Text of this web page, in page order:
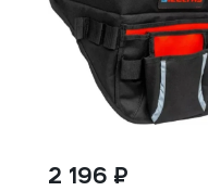
2 196 ₽